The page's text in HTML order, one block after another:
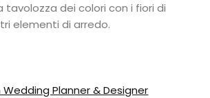
tavolozza dei colori con i fiori di
elementi di arredo.
Planner & Designer